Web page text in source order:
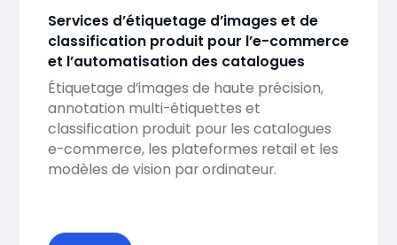
Services d’étiquetage d’images et de
classification produit pour l’e-commerce
et l’automatisation des catalogues
Étiquetage d’images de haute précision,
annotation multi-étiquettes et
classification produit pour les catalogues
e-commerce, les plateformes retail et les
modèles de vision par ordinateur.